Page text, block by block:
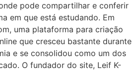
pode compartilhar e conferir
em que está estudando. Em
uma plataforma para criação
que cresceu bastante durante
e se consolidou como um dos
O fundador do site, Leif K-